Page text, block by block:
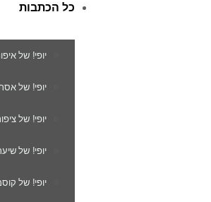
כל הכתבות
יופי! של
יופי! של
יופי! של
יופי! של
יופי! של